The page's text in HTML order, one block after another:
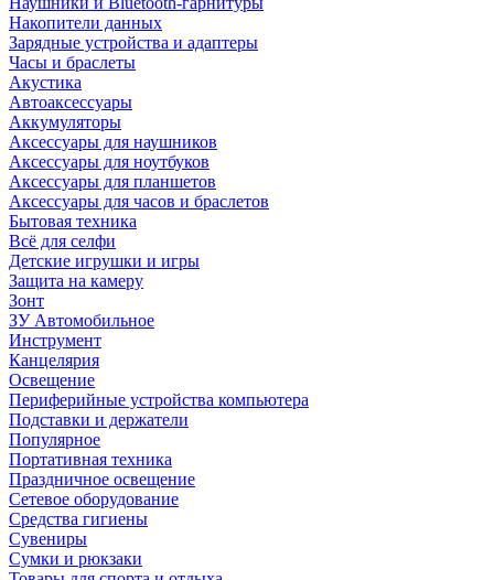
Накопители данных
Зарядные устройства и адаптеры
Часы и браслеты
Акустика
Автоаксессуары
Аккумуляторы
Аксессуары для наушников
Аксессуары для ноутбуков
Аксессуары для планшетов
Аксессуары для часов и браслетов
Бытовая техника
Всё для селфи
Детские игрушки и игры
Защита на камеру
Зонт
ЗУ Автомобильное
Инструмент
Канцелярия
Освещение
Периферийные устройства компьютера
Подставки и держатели
Популярное
Портативная техника
Праздничное освещение
Сетевое оборудование
Средства гигиены
Сувениры
Сумки и рюкзаки